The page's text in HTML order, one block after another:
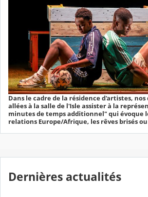
Dans le cadre de la résidence d'artistes, nos
allées à la salle de l'Isle assister à la
minutes de temps additionnel" qui évoque
relations Europe/Afrique, les rêves brisés
Dernières actualités